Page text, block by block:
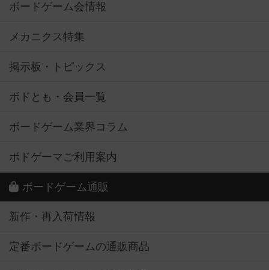
ボードゲーム会情報
メカニクス特集
掲示板・トピックス
ボドとも・会員一覧
ボードゲーム業界コラム
ボドゲーマご利用案内
ボードゲーム通販
新作・再入荷情報
定番ボードゲームの通販商品